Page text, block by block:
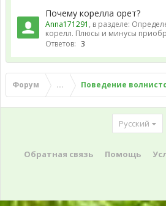
Почему корелла орет?
Anna171291 , в разделе:
корелл. Плюсы и минусы
Ответов: 3
Форум ... Поведение
Русский
Обратная связь Помощь